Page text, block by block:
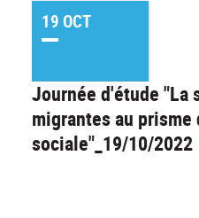
19 OCT
Journée d'étude "La
migrantes au
sociale"_19/10/2022